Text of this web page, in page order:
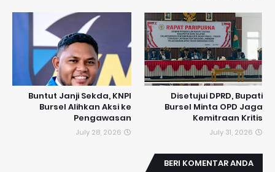
Disetujui DPRD, Bupati
Bursel Minta OPD Jaga
Kemitraan Kritis
July 31, 2026
​Buntut Janji Sekda, KNPI
Bursel Alihkan Aksi ke
Pengawasan
July 28, 2026
BERI KOMENTAR ANDA